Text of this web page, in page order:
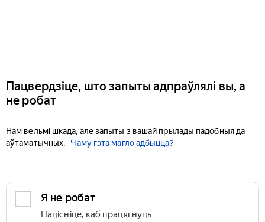
Пацвердзіце, што запыты адпраўлялі вы, а
не робат
Нам вельмі шкада, але запыты з вашай прылады падобныя да
аўтаматычных.
Чаму гэта магло адбыцца?
Я не робат
Націсніце, каб працягнуць